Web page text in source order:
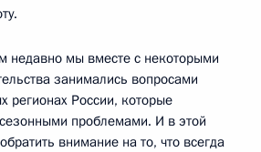
недавно мы вместе с некоторыми
занимались вопросами
регионах России, которые
проблемами. И в этой
внимание на то, что всегда